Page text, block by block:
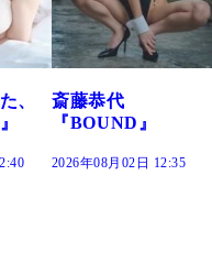
咲田ゆな
『Sunflower』
2026年08月02日 12:30